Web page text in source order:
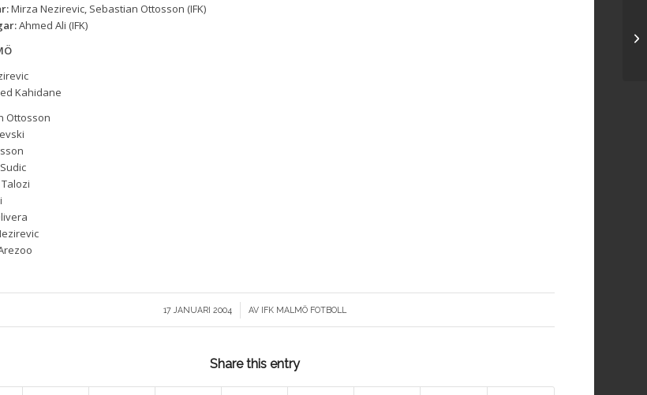
Mirza Nezirevic, Sebastian Ottosson (IFK)
Ahmed Ali (IFK)
Kahidane
Ottosson
17 JANUARI 2004
/ AV IFK MALMÖ FOTBOLL
Share this entry